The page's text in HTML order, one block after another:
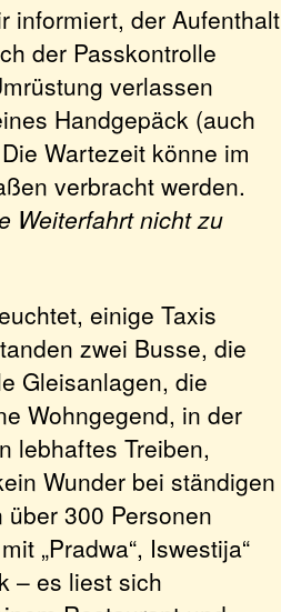
informiert, der Aufenthalt
der Passkontrolle
verlassen
Handgepäck (auch
Wartezeit könne im
verbracht werden.
Weiterfahrt nicht zu
einige Taxis
zwei Busse, die
Gleisanlagen, die
Wohngegend, in der
lebhaftes Treiben,
Wunder bei ständigen
300 Personen
„Pradwa“, Iswestija“
– es liest sich